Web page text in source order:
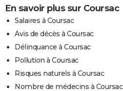
En savoir plus sur Coursac
Salaires à Coursac
Avis de décès à Coursac
Délinquance à Coursac
Pollution à Coursac
Risques naturels à Coursac
Nombre de médecins à Coursac